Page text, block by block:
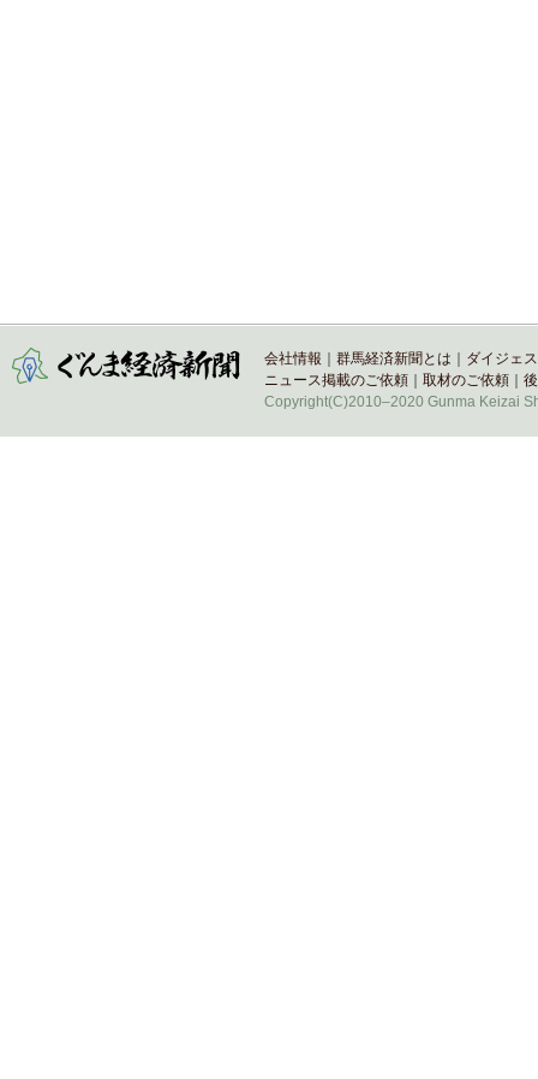
会社情報 群馬経済新聞とは
ダイジェ
ニュース掲載のご依頼
取材のご依頼
Copyright(C)2010–2020 Gunma Keizai